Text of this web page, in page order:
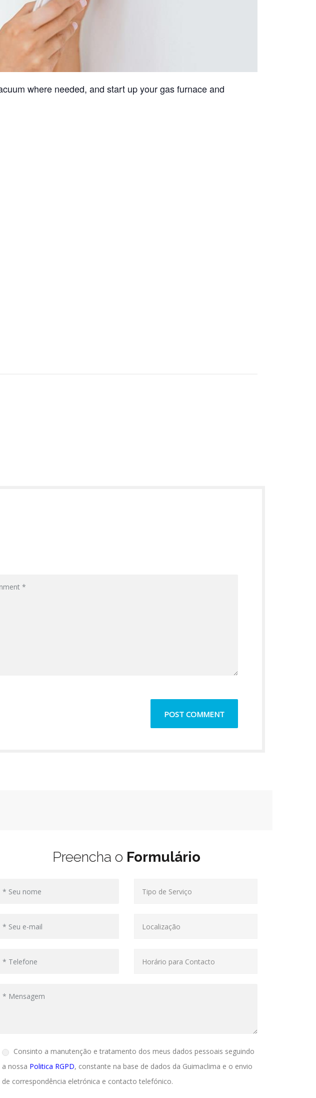
where needed, and start up your gas furnace and
Preencha o Formulário
Consinto a manutenção e tratamento dos meus dados pessoais seguindo
a nossa Politica RGPD, constante na base de dados da Guimaclima e o envio
de correspondência eletrónica e contacto telefónico.